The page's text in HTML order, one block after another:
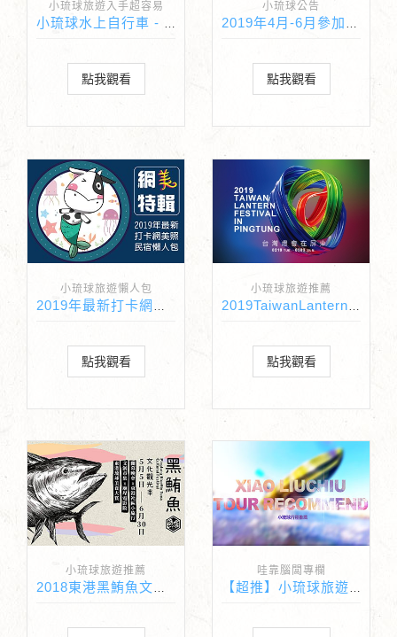
小琉球旅遊入手超容易
小琉球水上自行車 - 小琉球海上新活動
點我觀看
小琉球公告
2019年4月-6月參加春遊補助民宿名單
點我觀看
小琉球旅遊懶人包
點我觀看
小琉球旅遊推薦
點我觀看
小琉球旅遊推薦
2018東港黑鮪魚文化觀光季
哇靠腦闆專欄
【超推】小琉球旅遊必玩行程推薦懶人包總整理